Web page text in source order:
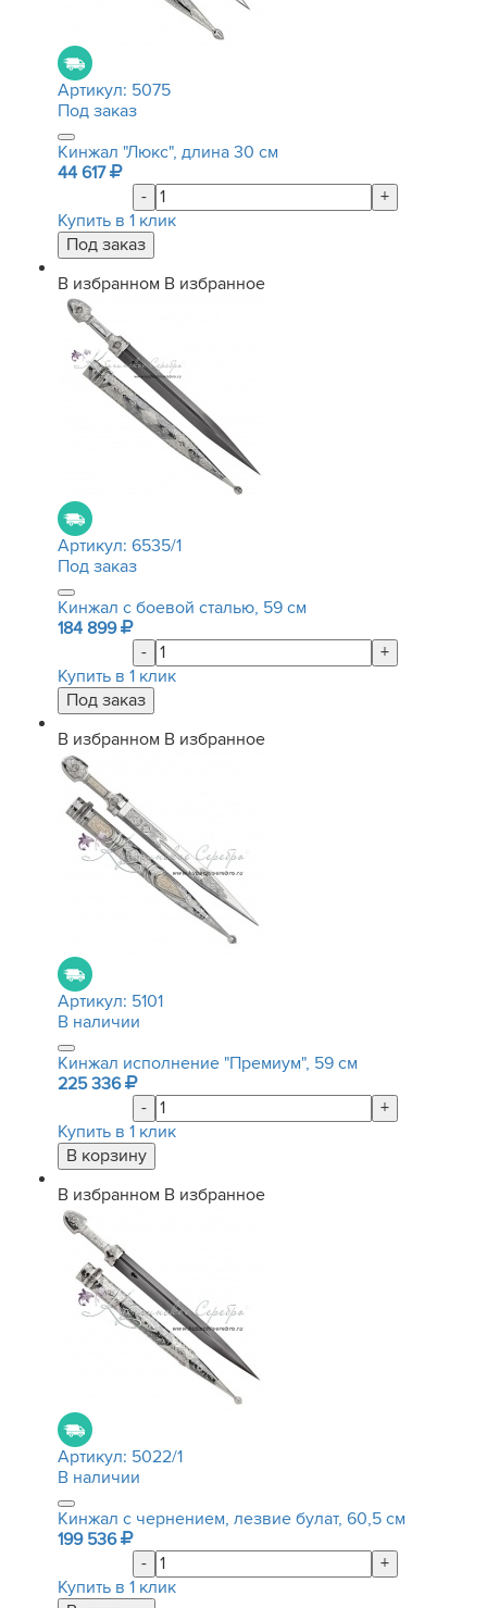
Артикул: 5075
Под заказ
Кинжал "Люкс", длина 30 см
44 617
-
+
Купить в 1 клик
В избранном В избранное
Артикул: 6535/1
Под заказ
Кинжал с боевой сталью, 59 см
184 899
-
+
Купить в 1 клик
В избранном В избранное
Артикул: 5101
В наличии
Кинжал исполнение "Премиум", 59 см
225 336
-
+
Купить в 1 клик
В избранном В избранное
Артикул: 5022/1
В наличии
Кинжал с чернением, лезвие булат, 60,5 см
199 536
-
+
Купить в 1 клик